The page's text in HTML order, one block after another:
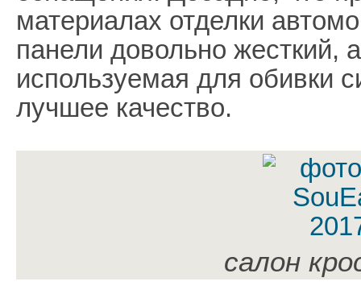
материалах отделки
панели довольно жесткий,
используемая для обивки
лучшее качество.
салон